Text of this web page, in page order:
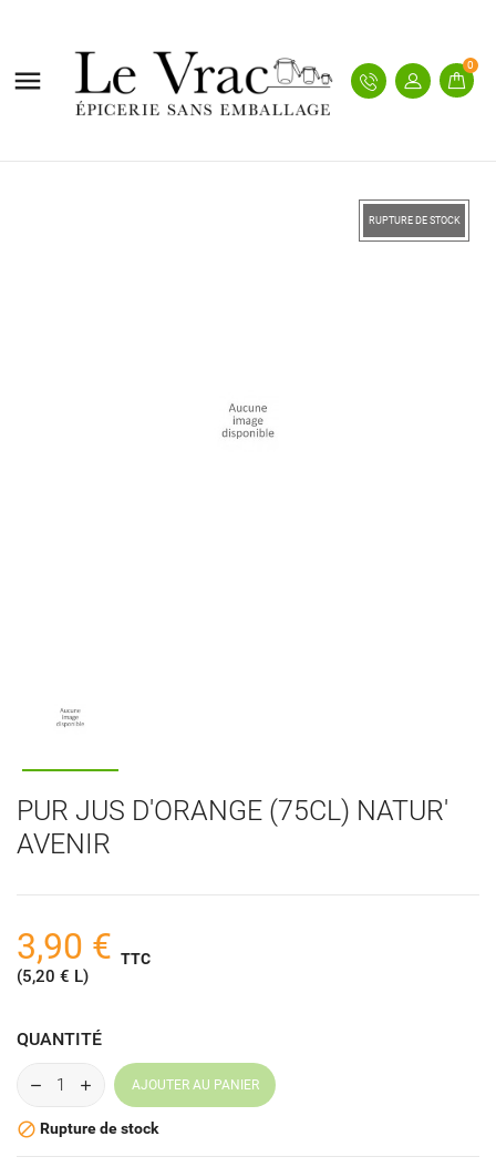
 0
RUPTURE DE STOCK
PUR JUS D'ORANGE (75CL) NATUR'
AVENIR
3,90 €
(5,20 € L)
TTC
QUANTITÉ
AJOUTER AU PANIER
 Rupture de stock